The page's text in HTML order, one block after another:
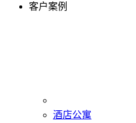
客户案例
酒店公寓